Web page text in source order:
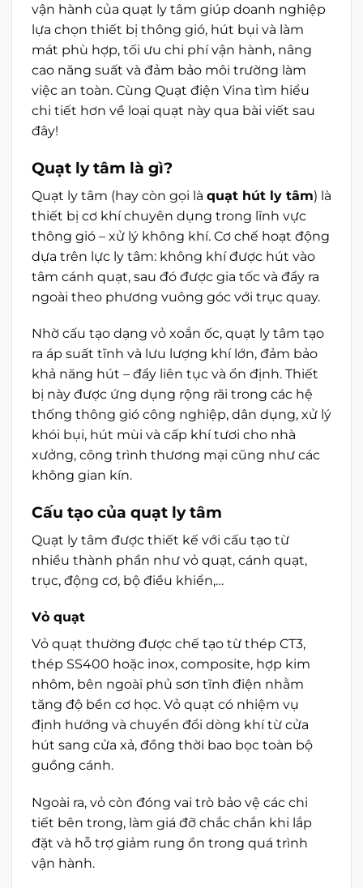
vận hành của quạt ly tâm giúp doanh nghiệp
lựa chọn thiết bị thông gió, hút bụi và làm
mát phù hợp, tối ưu chi phí vận hành, nâng
cao năng suất và đảm bảo môi trường làm
việc an toàn. Cùng Quạt điện Vina tìm hiểu
chi tiết hơn về loại quạt này qua bài viết sau
đây!
Quạt ly tâm là gì?
Quạt ly tâm (hay còn gọi là quạt hút ly tâm) là
thiết bị cơ khí chuyên dụng trong lĩnh vực
thông gió – xử lý không khí. Cơ chế hoạt động
dựa trên lực ly tâm: không khí được hút vào
tâm cánh quạt, sau đó được gia tốc và đẩy ra
ngoài theo phương vuông góc với trục quay.
Nhờ cấu tạo dạng vỏ xoắn ốc, quạt ly tâm tạo
ra áp suất tĩnh và lưu lượng khí lớn, đảm bảo
khả năng hút – đẩy liên tục và ổn định. Thiết
bị này được ứng dụng rộng rãi trong các hệ
thống thông gió công nghiệp, dân dụng, xử lý
khói bụi, hút mùi và cấp khí tươi cho nhà
xưởng, công trình thương mại cũng như các
không gian kín.
Cấu tạo của quạt ly tâm
Quạt ly tâm được thiết kế với cấu tạo từ
nhiều thành phần như vỏ quạt, cánh quạt,
trục, động cơ, bộ điều khiển,…
Vỏ quạt
Vỏ quạt thường được chế tạo từ thép CT3,
thép SS400 hoặc inox, composite, hợp kim
nhôm, bên ngoài phủ sơn tĩnh điện nhằm
tăng độ bền cơ học. Vỏ quạt có nhiệm vụ
định hướng và chuyển đổi dòng khí từ cửa
hút sang cửa xả, đồng thời bao bọc toàn bộ
guồng cánh.
Ngoài ra, vỏ còn đóng vai trò bảo vệ các chi
tiết bên trong, làm giá đỡ chắc chắn khi lắp
đặt và hỗ trợ giảm rung ồn trong quá trình
vận hành.